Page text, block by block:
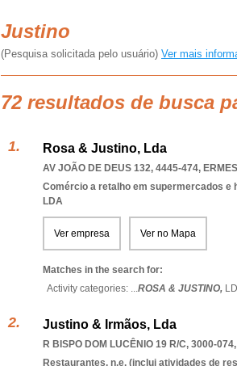
Justino
(Pesquisa solicitada pelo usuário) Ver mais
72 resultados de busca
Rosa & Justino, Lda
AV JOÃO DE DEUS 132, 4445-474,
Comércio a retalho em supermercados e
LDA
Ver empresa Ver no Mapa
Matches in the search for:
Activity categories: ...ROSA & JUSTINO,
Justino & Irmãos, Lda
R BISPO DOM LUCÊNIO 19 R/C, 3000-074,
Restaurantes, n.e. (inclui atividades de